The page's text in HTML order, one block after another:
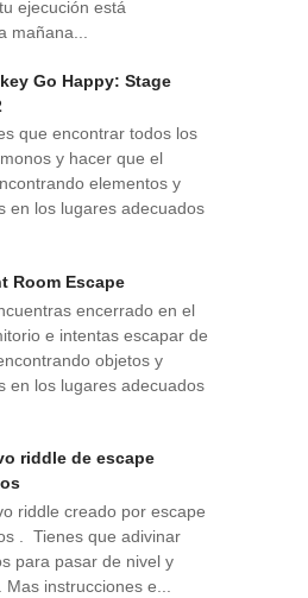
ejecución está
mañana...
Go Happy: Stage
que encontrar todos los
y hacer que el
elementos y
en los lugares adecuados
Room Escape
encerrado en el
e intentas escapar de
objetos y
en los lugares adecuados
riddle de escape
riddle creado por escape
. Tienes que adivinar
para pasar de nivel y
instrucciones e...